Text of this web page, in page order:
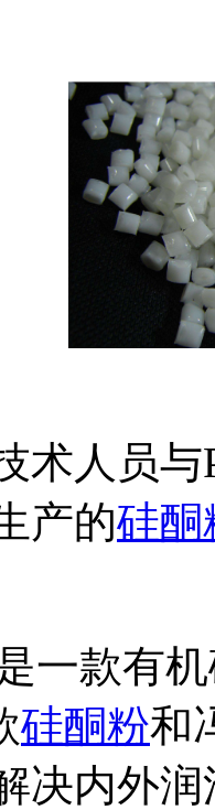
术人员与
产的硅酮
一款有
硅酮粉和
决内外